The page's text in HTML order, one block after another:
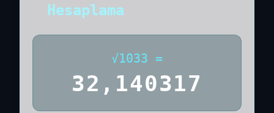
Hesaplama
√1033 =
32,140317